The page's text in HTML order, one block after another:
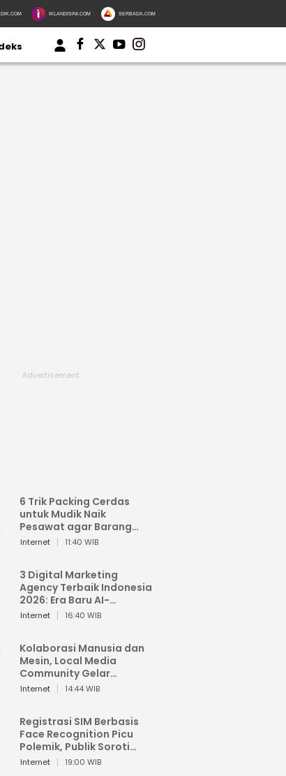
IKLANDISINI.COM SERBADA.COM
6 Trik Packing Cerdas
untuk Mudik Naik
Pesawat agar Barang
Tidak Over Bagasi
Internet 11:40 WIB
3 Digital Marketing
Agency Terbaik Indonesia
2026: Era Baru AI-
Powered Marketing
Internet 16:40 WIB
Kolaborasi Manusia dan
Mesin, Local Media
Community Gelar
Workshop Google AI
Internet 14:44 WIB
Registrasi SIM Berbasis
Face Recognition Picu
Polemik, Publik Soroti
Risiko Kebocoran Data
Internet 19:00 WIB